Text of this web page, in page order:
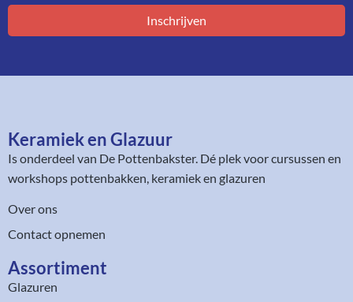
Inschrijven
Keramiek en Glazuur​
Is onderdeel van De Pottenbakster. Dé plek voor cursussen en
workshops pottenbakken, keramiek en glazuren
Over ons
Contact opnemen
Assortiment​
Glazuren